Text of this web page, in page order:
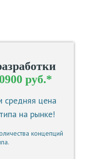
руб.*
средняя цена
на рынке!
концепций